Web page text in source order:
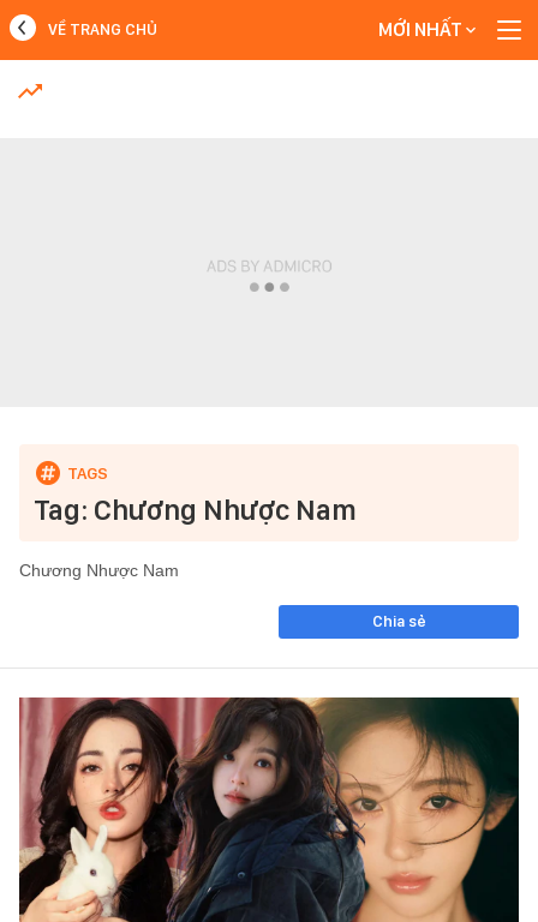
MỚI NHẤT
VỀ TRANG CHỦ MỚI NHẤT
Tag: Chương Nhược Nam
Chương Nhược Nam
Chia sẻ